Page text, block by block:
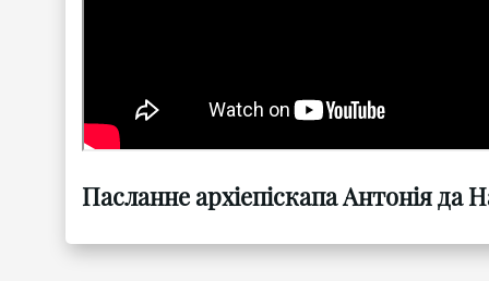
Пасланне архіепіскапа Антонія